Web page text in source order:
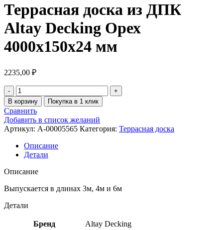
Террасная доска из ДПК
Altay Decking Орех
4000х150х24 мм
2235,00 ₽
В корзину Покупка в 1 клик
Сравнить
Добавить в список желаний
Артикул: A-00005565 Категория: Террасная доска
Описание
Детали
Описание
Выпускается в длинах 3м, 4м и 6м
Детали
Бренд Altay Decking